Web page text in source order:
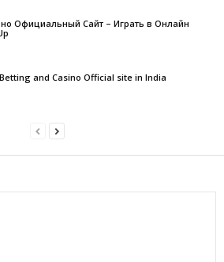
Официальный Сайт – Играть в Онлайн
and Casino Official site in India